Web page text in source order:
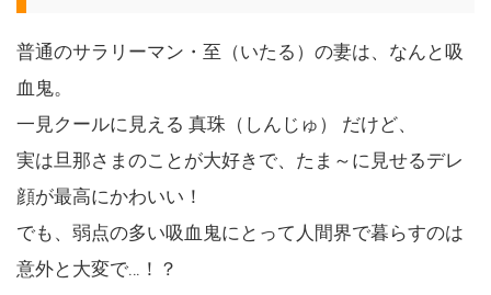
普通のサラリーマン・至（いたる）の妻は、なんと吸
血鬼。
一見クールに見える 真珠（しんじゅ） だけど、
実は旦那さまのことが大好きで、たま～に見せるデレ
顔が最高にかわいい！
でも、弱点の多い吸血鬼にとって人間界で暮らすのは
意外と大変で…！？